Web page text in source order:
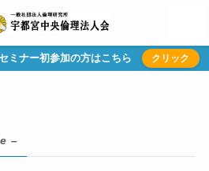
ミナー初参加の方はこちら クリック
–